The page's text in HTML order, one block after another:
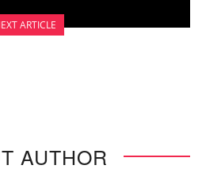
ARTICLE
AUTHOR